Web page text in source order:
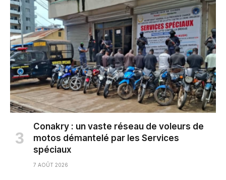
Conakry : un vaste réseau de voleurs de
motos démantelé par les Services
spéciaux
7 AOÛT 2026